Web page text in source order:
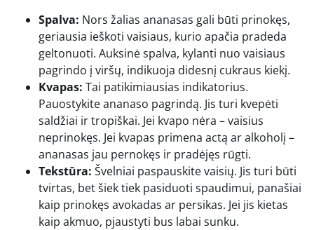
Spalva: Nors žalias ananasas gali būti prinokęs,
geriausia ieškoti vaisiaus, kurio apačia pradeda
geltonuoti. Auksinė spalva, kylanti nuo vaisiaus
pagrindo į viršų, indikuoja didesnį cukraus kiekį.
Kvapas: Tai patikimiausias indikatorius.
Pauostykite ananaso pagrindą. Jis turi kvepėti
saldžiai ir tropiškai. Jei kvapo nėra – vaisius
neprinokęs. Jei kvapas primena actą ar alkoholį –
ananasas jau pernokęs ir pradėjęs rūgti.
Tekstūra: Švelniai paspauskite vaisių. Jis turi būti
tvirtas, bet šiek tiek pasiduoti spaudimui, panašiai
kaip prinokęs avokadas ar persikas. Jei jis kietas
kaip akmuo, pjaustyti bus labai sunku.